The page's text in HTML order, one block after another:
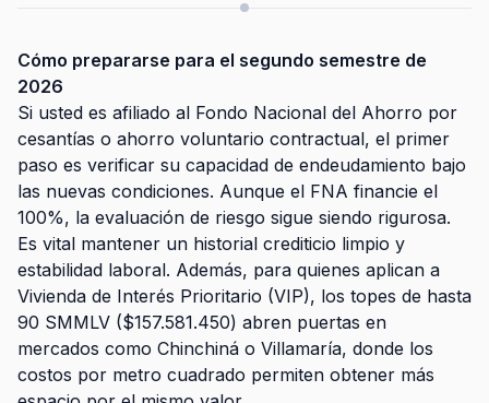
Cómo prepararse para el segundo semestre de
2026
Si usted es afiliado al Fondo Nacional del Ahorro por
cesantías o ahorro voluntario contractual, el primer
paso es verificar su capacidad de endeudamiento bajo
las nuevas condiciones. Aunque el FNA financie el
100%, la evaluación de riesgo sigue siendo rigurosa.
Es vital mantener un historial crediticio limpio y
estabilidad laboral. Además, para quienes aplican a
Vivienda de Interés Prioritario (VIP), los topes de hasta
90 SMMLV ($157.581.450) abren puertas en
mercados como Chinchiná o Villamaría, donde los
costos por metro cuadrado permiten obtener más